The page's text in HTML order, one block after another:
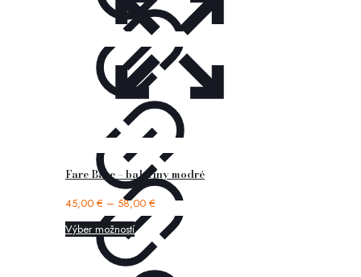
Fare Bare – baleríny modré
45,00 € – 58,00 €
Výber možností